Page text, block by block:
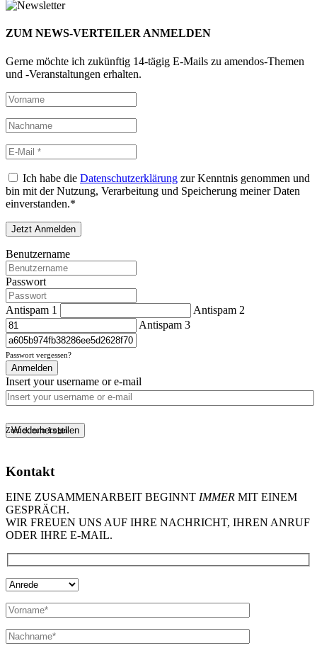
ZUM NEWS-VERTEILER ANMELDEN
Gerne möchte ich zukünftig 14-tägig E-Mails zu amendos-Themen
und -Veranstaltungen erhalten.
Ich habe die Datenschutzerklärung zur Kenntnis genommen und
bin mit der Nutzung, Verarbeitung und Speicherung meiner Daten
einverstanden.*
Benutzername
Passwort
Antispam 1
Antispam 2
Antispam 3
Passwort vergessen?
Anmelden
Insert your username or e-mail
Zurück zum Login
Wiederherstellen
Kontakt
EINE ZUSAMMENARBEIT BEGINNT IMMER MIT EINEM
GESPRÄCH.
WIR FREUEN UNS AUF IHRE NACHRICHT, IHREN ANRUF
ODER IHRE E-MAIL.